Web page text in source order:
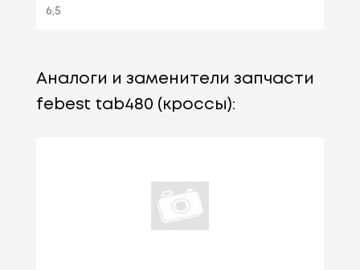
6,5
Аналоги и заменители запчасти
febest tab480 (кроссы):